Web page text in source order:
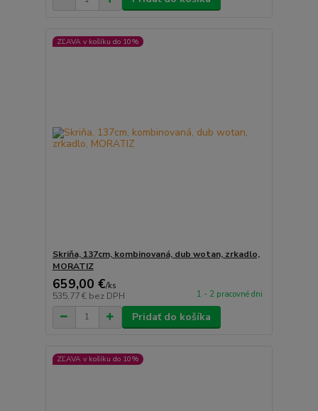
ZĽAVA v košíku do 10%
Skriňa, 137cm, kombinovaná, dub wotan, zrkadlo,
MORATIZ
659,00 €/ks
535,77 € bez DPH 1 - 2 pracovné dni
Pridať do košíka
ZĽAVA v košíku do 10%